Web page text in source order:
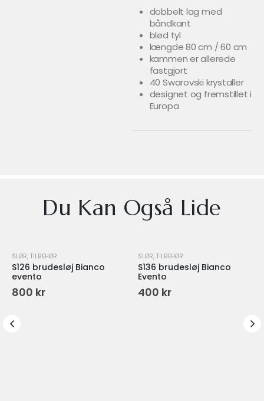
dobbelt lag med
båndkant
blød tyl
længde 80 cm / 60 cm
kammen er allerede
fastgjort
40 Swarovski krystaller
designet og fremstillet i
Europa
Du Kan Også Lide
SLØR,TILBEHØR
S126 brudesløj Bianco
evento
800 kr
SLØR,TILBEHØR
S136 brudesløj Bianco
Evento
400 kr